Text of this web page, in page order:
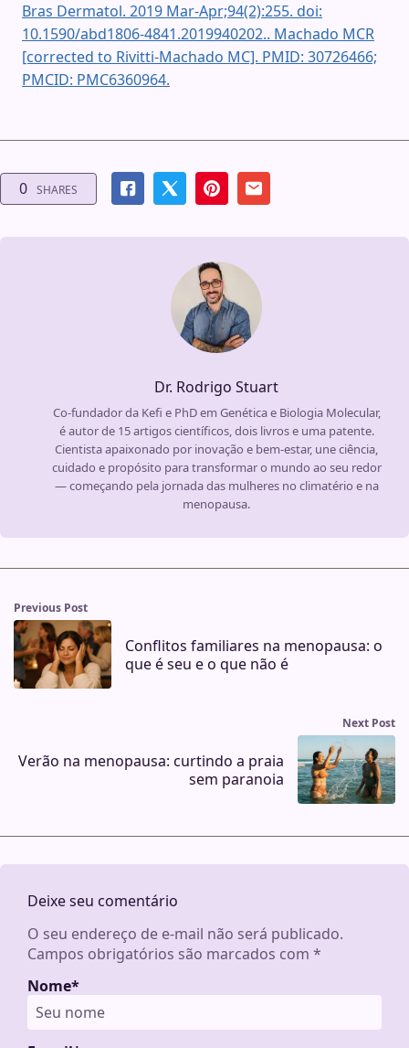
Bras Dermatol. 2019 Mar-Apr;94(2):255. doi:
10.1590/abd1806-4841.2019940202.. Machado MCR
[corrected to Rivitti-Machado MC]. PMID: 30726466;
PMCID: PMC6360964.
0 SHARES
Dr. Rodrigo Stuart
Co-fundador da Kefi e PhD em Genética e Biologia Molecular,
é autor de 15 artigos científicos, dois livros e uma patente.
Cientista apaixonado por inovação e bem-estar, une ciência,
cuidado e propósito para transformar o mundo ao seu redor
— começando pela jornada das mulheres no climatério e na
menopausa.
Previous Post
Conflitos familiares na menopausa: o
que é seu e o que não é
Next Post
Verão na menopausa: curtindo a praia
sem paranoia
Deixe seu comentário
O seu endereço de e-mail não será publicado.
Campos obrigatórios são marcados com *
Nome*